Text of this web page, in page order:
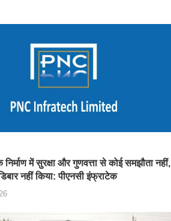
में सुरक्षा और गुणवत्ता से कोई समझौता नहीं,
नहीं किया: पीएनसी इंफ्राटेक